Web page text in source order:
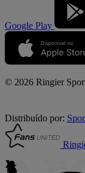
Google Play
© 2026 Ringier
Distribuído por: